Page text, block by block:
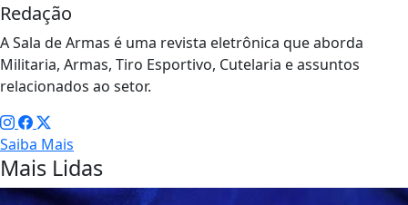
Redação
A Sala de Armas é uma revista eletrônica que aborda
Militaria, Armas, Tiro Esportivo, Cutelaria e assuntos
relacionados ao setor.
Saiba Mais
Mais Lidas